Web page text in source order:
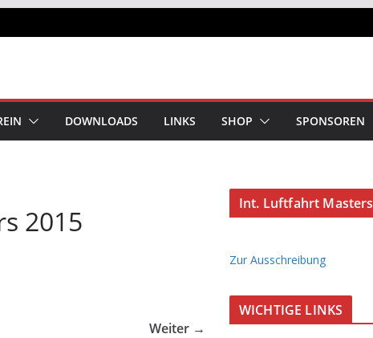
DOWNLOADS LINKS SHOP SPONSOREN
2015
Weiter →
Int. Luftfahrt Masters
Zur Ausschreibung
WICHTIGE LINKS